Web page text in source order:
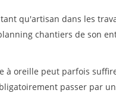
qu'artisan dans les
chantiers de son
à oreille peut parfois
passer par